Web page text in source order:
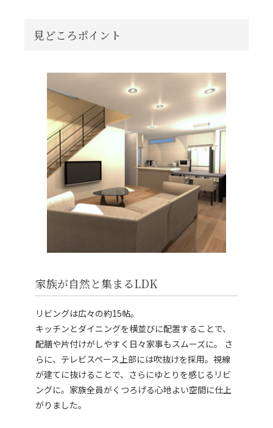
見どころポイント
家族が自然と集まるLDK
リビングは広々の約15帖。
キッチンとダイニングを横並びに配置することで、
配膳や片付けがしやすく日々家事もスムーズに。 さ
らに、テレビスペース上部には吹抜けを採用。視線
が建てに抜けることで、さらにゆとりを感じるリビ
ングに。家族全員がくつろげる心地よい空間に仕上
がりました。